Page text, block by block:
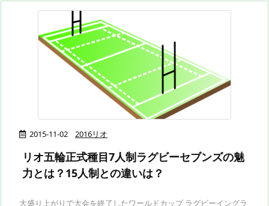
2015-11-02 2016リオ
リオ五輪正式種目7人制ラグビーセブンズの魅
力とは？15人制との違いは？
大盛り上がりで大会を終了したワールドカップ ラグビーイングラ